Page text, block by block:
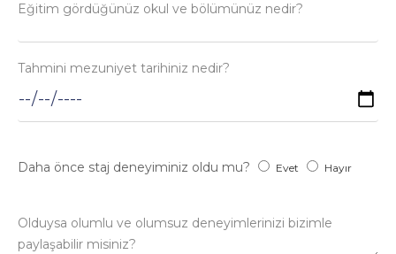
Eğitim gördüğünüz okul ve bölümünüz nedir?
Tahmini mezuniyet tarihiniz nedir?
Daha önce staj deneyiminiz oldu mu? Evet Hayır
Olduysa olumlu ve olumsuz deneyimlerinizi bizimle
paylaşabilir misiniz?